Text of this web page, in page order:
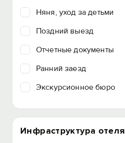
Няня, уход за детьми
Поздний выезд
Отчетные документы
Ранний заезд
Экскурсионное бюро
Инфраструктура отеля